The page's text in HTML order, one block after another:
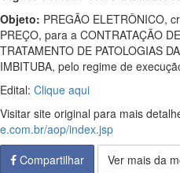
Objeto: PREGÃO ELETRÔNICO,
PREÇO, para a CONTRATAÇÃO
TRATAMENTO DE PATOLOGIAS
IMBITUBA, pelo regime de
Edital: Clique aqui
Visitar site original para mais
e.com.br/aop/index.jsp
Compartilhar
Ver mais da